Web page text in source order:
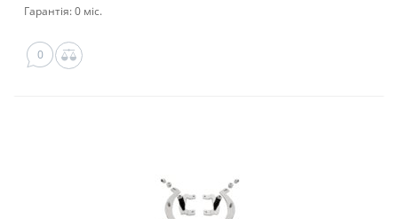
Гарантія: 0 міс.
0